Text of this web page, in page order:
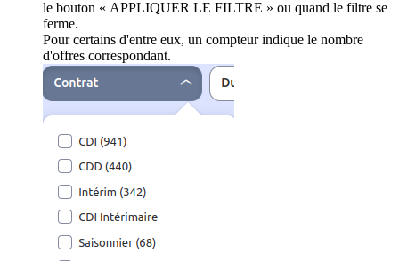
le bouton « APPLIQUER LE FILTRE » ou quand le filtre se
ferme.
Pour certains d'entre eux, un compteur indique le nombre
d'offres correspondant.